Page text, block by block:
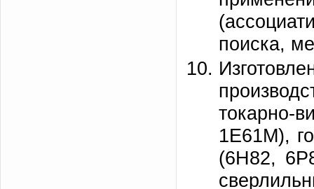
поиска,
1Е61М),
(6Н82,